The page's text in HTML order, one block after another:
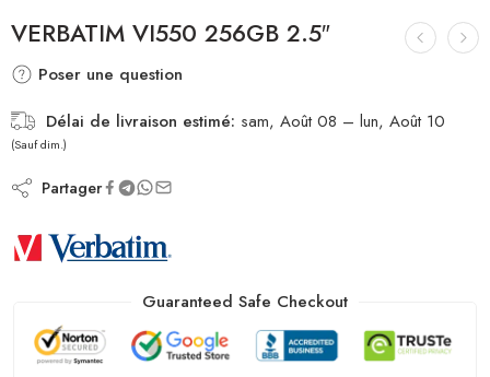
VERBATIM VI550 256GB 2.5″
Poser une question
Délai de livraison estimé: sam, Août 08 – lun, Août 10
(Sauf dim.)
Partager
Guaranteed Safe Checkout